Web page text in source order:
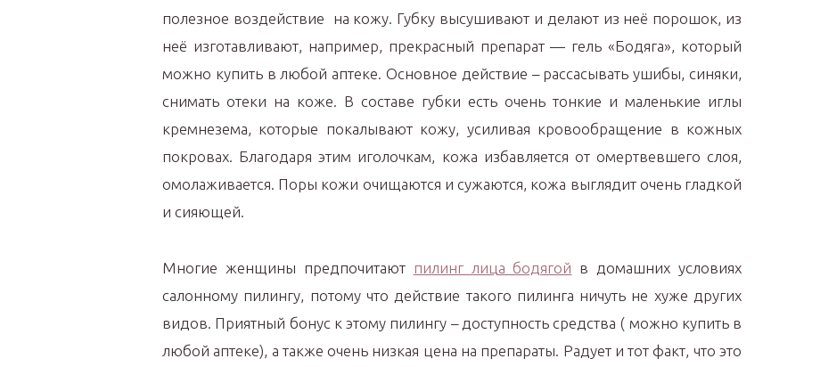
полезное воздействие на кожу. Губку высушивают и делают из неё порошок, из
неё изготавливают, например, прекрасный препарат — гель «Бодяга», который
можно купить в любой аптеке. Основное действие – рассасывать ушибы, синяки,
снимать отеки на коже. В составе губки есть очень тонкие и маленькие иглы
кремнезема, которые покалывают кожу, усиливая кровообращение в кожных
покровах. Благодаря этим иголочкам, кожа избавляется от омертвевшего слоя,
омолаживается. Поры кожи очищаются и сужаются, кожа выглядит очень гладкой
и сияющей.
Многие женщины предпочитают пилинг лица бодягой в домашних условиях
салонному пилингу, потому что действие такого пилинга ничуть не хуже других
видов. Приятный бонус к этому пилингу – доступность средства ( можно купить в
любой аптеке), а также очень низкая цена на препараты. Радует и тот факт, что это